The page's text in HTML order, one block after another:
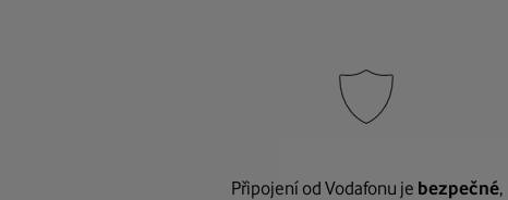
Připojení od Vodafonu je bezpečné,